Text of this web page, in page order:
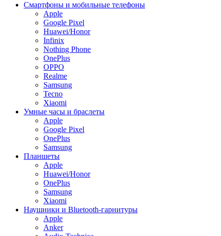
Смартфоны и мобильные телефоны
Apple
Google Pixel
Huawei/Honor
Infinix
Nothing Phone
OnePlus
OPPO
Realme
Samsung
Tecno
Xiaomi
Умные часы и браслеты
Apple
Google Pixel
OnePlus
Samsung
Планшеты
Apple
Huawei/Honor
OnePlus
Samsung
Xiaomi
Наушники и Bluetooth-гарнитуры
Apple
Anker